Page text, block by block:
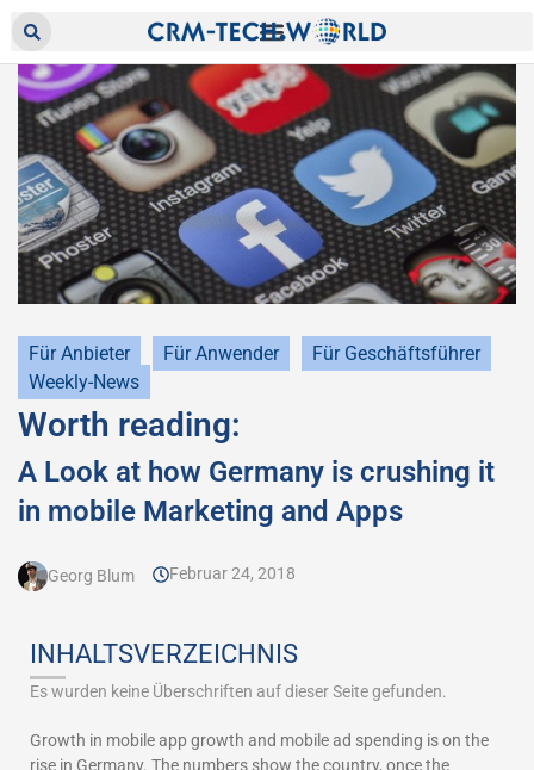
Für Anbieter Für Anwender
Für Geschäftsführer
Weekly-News
Worth reading:
A Look at how Germany is crushing it
in mobile Marketing and Apps
Georg Blum Februar 24, 2018
INHALTSVERZEICHNIS
Es wurden keine Überschriften auf dieser Seite gefunden.
Growth in mobile app growth and mobile ad spending is on the
rise in Germany. The numbers show the country, once the